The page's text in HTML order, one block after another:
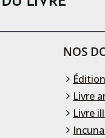
NOS
Livre
Livre